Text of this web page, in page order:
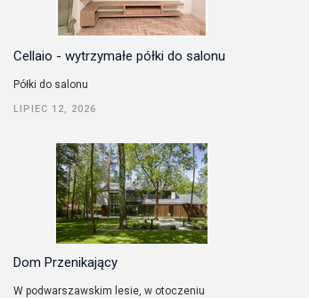
Cellaio - wytrzymałe półki do salonu
Półki do salonu
LIPIEC 12, 2026
Dom Przenikający
W podwarszawskim lesie, w otoczeniu